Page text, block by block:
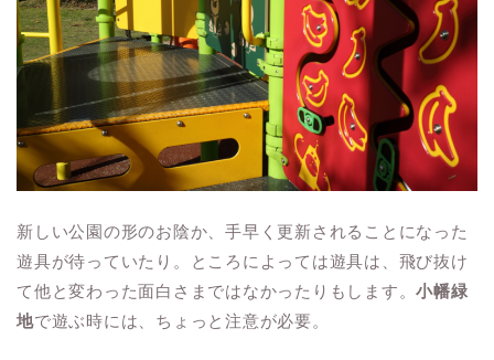
新しい公園の形のお陰か、手早く更新されることになった
遊具が待っていたり。ところによっては遊具は、飛び抜け
て他と変わった面白さまではなかったりもします。小幡緑
地で遊ぶ時には、ちょっと注意が必要。